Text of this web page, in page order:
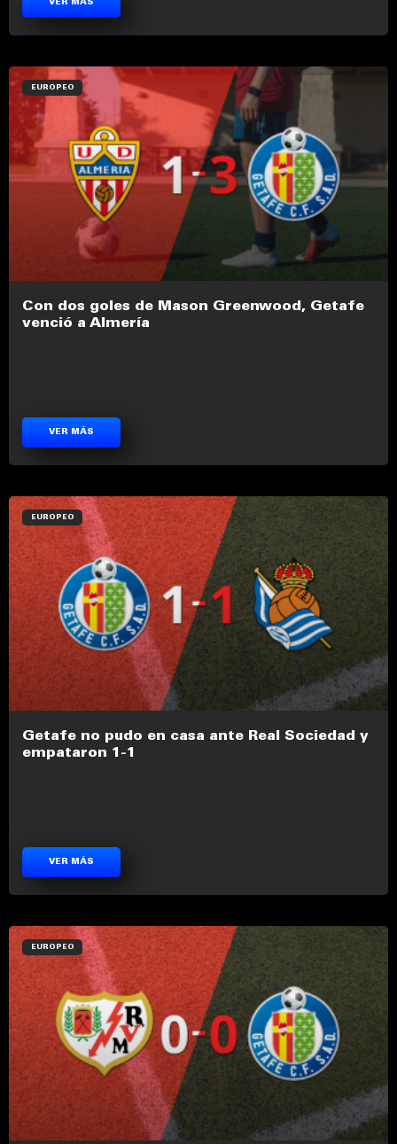
VER MÁS
EUROPEO
Con dos goles de Mason Greenwood, Getafe
venció a Almería
VER MÁS
EUROPEO
Getafe no pudo en casa ante Real Sociedad y
empataron 1-1
VER MÁS
EUROPEO